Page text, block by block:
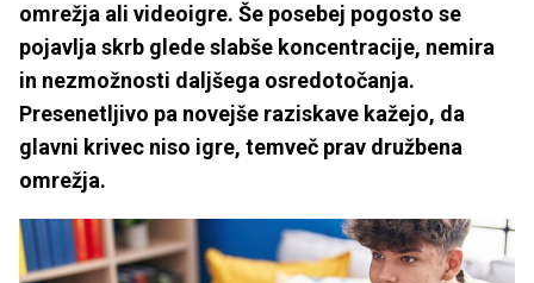
omrežja ali videoigre. Še posebej pogosto se
pojavlja skrb glede slabše koncentracije, nemira
in nezmožnosti daljšega osredotočanja.
Presenetljivo pa novejše raziskave kažejo, da
glavni krivec niso igre, temveč prav družbena
omrežja.